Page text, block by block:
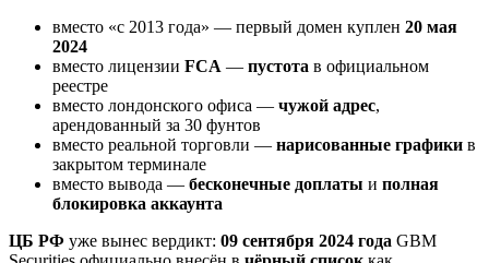
вместо «с 2013 года» — первый домен куплен 20 мая
2024
вместо лицензии FCA — пустота в официальном
реестре
вместо лондонского офиса — чужой адрес,
арендованный за 30 фунтов
вместо реальной торговли — нарисованные графики в
закрытом терминале
вместо вывода — бесконечные доплаты и полная
блокировка аккаунта
ЦБ РФ уже вынес вердикт: 09 сентября 2024 года GBM